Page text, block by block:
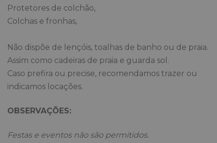
Protetores de colchão,
Colchas e fronhas,
Não dispõe de lençóis, toalhas de banho ou de praia.
Assim como cadeiras de praia e guarda sol.
Caso prefira ou precise, recomendamos trazer ou
indicamos locações.
OBSERVAÇÕES:
Festas e eventos não são permitidos.